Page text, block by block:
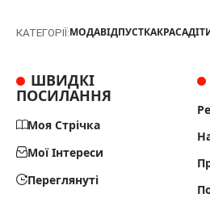
КАТЕГОРІЇ:МОДАВІДПУСТКАКРАСА
ШВИДКІ
ПОСИЛАННЯ
Моя Стрічка
Мої Інтереси
Переглянуті